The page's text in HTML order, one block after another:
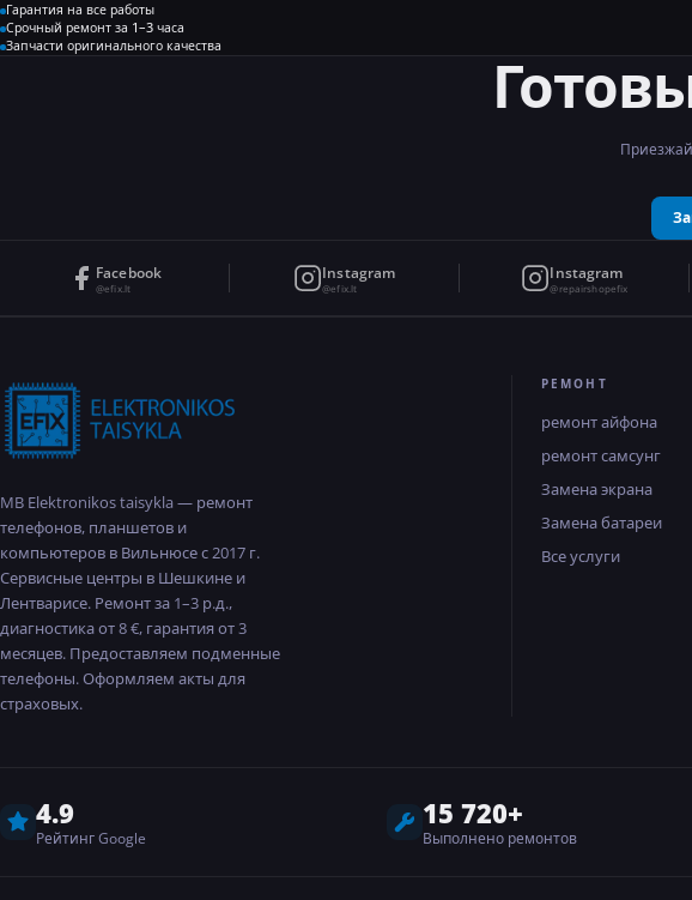
Гарантия на все работы
Срочный ремонт за 1–3 часа
Запчасти оригинального качества
Facebook
@efix.lt
Instagram
@efix.lt
Instagram
@repairshopefix
MB Elektronikos taisykla — ремонт
телефонов, планшетов и
компьютеров в Вильнюсе с 2017 г.
Сервисные центры в Шешкине и
Лентварисе. Ремонт за 1–3 р.д.,
диагностика от 8 €, гарантия от 3
месяцев. Предоставляем подменные
телефоны. Оформляем акты для
страховых.
РЕМОНТ
ремонт айфона
ремонт самсунг
Замена экрана
Замена батареи
Все услуги
4.9
Рейтинг Google
15 720+
Выполнено ремонтов